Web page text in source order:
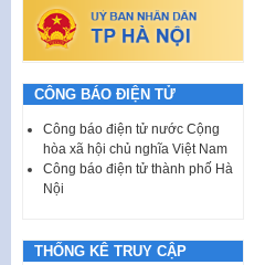
CÔNG BÁO ĐIỆN TỬ
Công báo điện tử nước Cộng
hòa xã hội chủ nghĩa Việt Nam
Công báo điện tử thành phố Hà
Nội
THỐNG KÊ TRUY CẬP